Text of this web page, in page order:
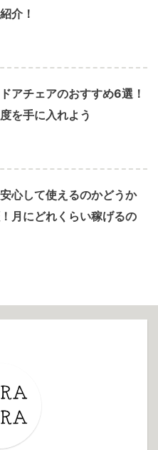
介！
アチェアのおすすめ6選！
を手に入れよう
心して使えるのかどうか
月にどれくらい稼げるの